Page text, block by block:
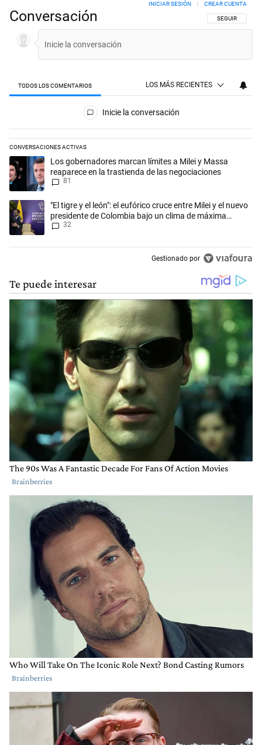
Conversación SIGA ESTA
SEGUIR
INICIAR SESIÓN | CREAR CUENTA
TODOS LOS COMENTARIOS LOS MÁS RECIENTES
Todos los comentarios
Inicie la conversación
CONVERSACIONES ACTIVAS
Este listado muestra los artículos con más comentarios en los
Un artículo de tendencia con el título "Los gobernadores marcan
Los gobernadores marcan límites a Milei y Massa
reaparece en la trastienda de las negociaciones
81
Un artículo de tendencia con el título ""El tigre y el león": el eufórico
"El tigre y el león": el eufórico cruce entre Milei y el nuevo
presidente de Colombia bajo un clima de máxima
tensión
32
Gestionado por